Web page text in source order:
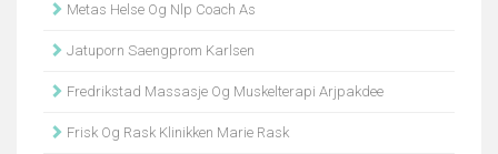
Metas Helse Og Nlp Coach As
Jatuporn Saengprom Karlsen
Fredrikstad Massasje Og Muskelterapi Arjpakdee
Frisk Og Rask Klinikken Marie Rask